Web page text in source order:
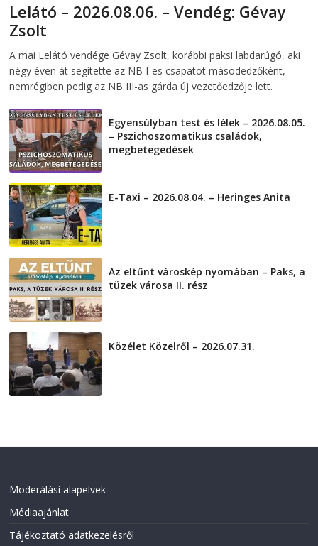
Lelátó – 2026.08.06. – Vendég: Gévay
Zsolt
A mai Lelátó vendége Gévay Zsolt, korábbi paksi labdarúgó, aki
négy éven át segítette az NB I-es csapatot másodedzőként,
nemrégiben pedig az NB III-as gárda új vezetőedzője lett.
Egyensúlyban test és lélek – 2026.08.05.
– Pszichoszomatikus családok,
megbetegedések
E-Taxi – 2026.08.04. – Heringes Anita
Az eltűnt városkép nyomában – Paks, a
tüzek városa II. rész
Közélet Közelről – 2026.07.31.
Moderálási alapelvek
Médiaajánlat
Tájékoztató adatkezelésről